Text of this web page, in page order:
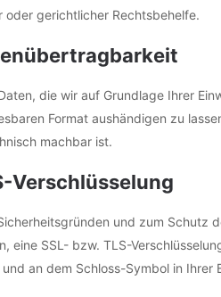
gerichtlicher Rechtsbehelfe.
die wir auf Grundlage Ihrer
Format aushändigen zu
machbar ist.
Verschlüsselung
und zum Schutz
eine SSL- bzw. TLS-
an dem Schloss-Symbol in Ihrer